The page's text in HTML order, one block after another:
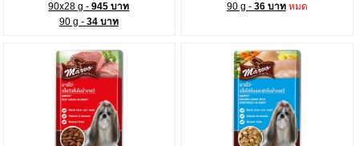
90x28 g -945 บาท
90 g - 34 บาท
90 g - 36 บาท หมด